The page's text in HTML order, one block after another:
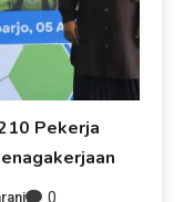
Pekerja
0